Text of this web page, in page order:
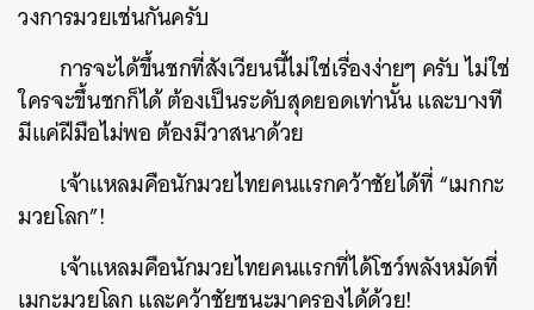
วงการมวยเช่นกันครับ
การจะได้ขึ้นชกที่สังเวียนนี้ไม่ใช่เรื่องง่ายๆ ครับ ไม่ใช่
ใครจะขึ้นชกก็ได้ ต้องเป็นระดับสุดยอดเท่านั้น และบางที
มีแค่ฝีมือไม่พอ ต้องมีวาสนาด้วย
เจ้าแหลมคือนักมวยไทยคนแรกคว้าชัยได้ที่ “เมกกะ
มวยโลก”!
เจ้าแหลมคือนักมวยไทยคนแรกที่ได้โชว์พลังหมัดที่
เมกะมวยโลก และคว้าชัยชนะมาครองได้ด้วย!